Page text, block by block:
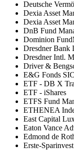
Deutsche
Dexia Asset
Dexia Asset
DnB Fund
Dominion
Dresdner Bank
Dresdner Intl.
Driver &
E&G Fonds
ETF - DB X
ETF - iShares
ETFS Fund
ETHENEA
East Capital
Eaton Vance
Edmond de
Erste-